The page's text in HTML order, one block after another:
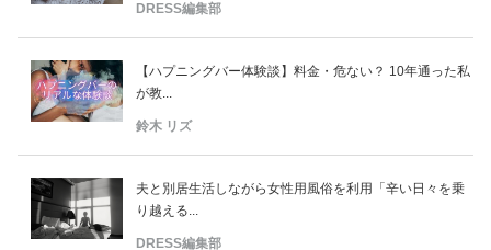
DRESS編集部
【ハプニングバー体験談】料金・危ない？ 10年通った私
が教...
鈴木 リズ
夫と別居生活しながら女性用風俗を利用「辛い日々を乗
り越える...
DRESS編集部